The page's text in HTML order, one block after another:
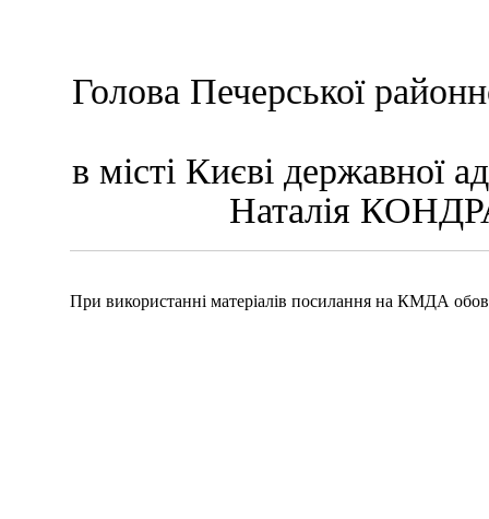
Голова Печерської
в місті Києві
Наталія
При використанні матеріалів посилання на КМДА